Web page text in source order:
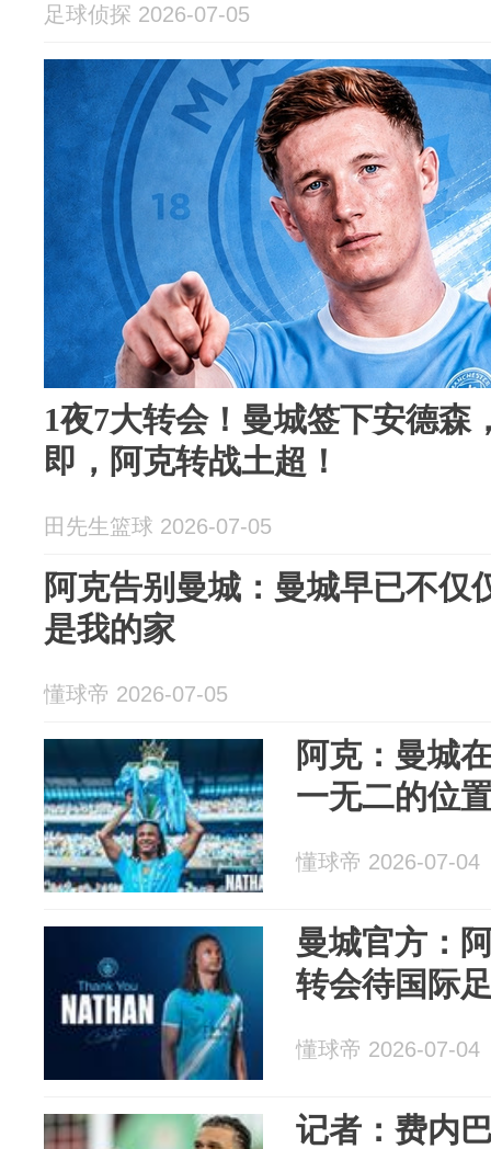
足球侦探 2026-07-05
1夜7大转会！曼城签下安德森
即，阿克转战土超！
田先生篮球 2026-07-05
阿克告别曼城：曼城早已不仅
是我的家
懂球帝 2026-07-05
阿克：曼城
一无二的位
懂球帝 2026-07-04
曼城官方：
转会待国际
懂球帝 2026-07-04
记者：费内